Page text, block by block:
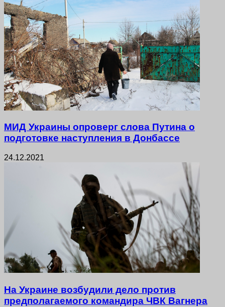
МИД Украины опроверг слова Путина о
подготовке наступления в Донбассе
24.12.2021
На Украине возбудили дело против
предполагаемого командира ЧВК Вагнера